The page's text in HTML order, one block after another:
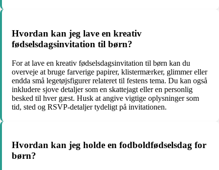
Hvordan kan jeg lave en kreativ
fødselsdagsinvitation til børn?
For at lave en kreativ fødselsdagsinvitation til børn kan du
overveje at bruge farverige papirer, klistermærker, glimmer eller
endda små legetøjsfigurer relateret til festens tema. Du kan også
inkludere sjove detaljer som en skattejagt eller en personlig
besked til hver gæst. Husk at angive vigtige oplysninger som
tid, sted og RSVP-detaljer tydeligt på invitationen.
Hvordan kan jeg holde en fodboldfødselsdag for
børn?